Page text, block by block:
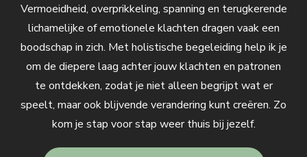
Vermoeidheid, overprikkeling, spanning en terugkerende
lichamelijke of emotionele klachten dragen vaak een
boodschap in zich. Met holistische begeleiding help ik je
om de diepere laag achter jouw klachten en patronen
te ontdekken, zodat je niet alleen begrijpt wat er
speelt, maar ook blijvende verandering kunt creëren. Zo
kom je stap voor stap weer thuis bij jezelf.